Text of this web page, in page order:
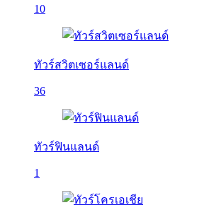
10
ทัวร์สวิตเซอร์แลนด์
36
ทัวร์ฟินแลนด์
1